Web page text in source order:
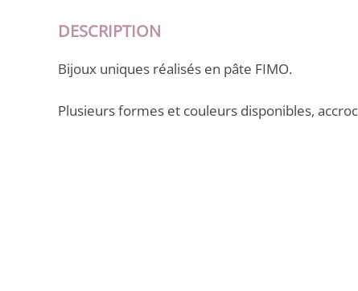
DESCRIPTION
Bijoux uniques réalisés en pâte FIMO.
Plusieurs formes et couleurs disponibles,